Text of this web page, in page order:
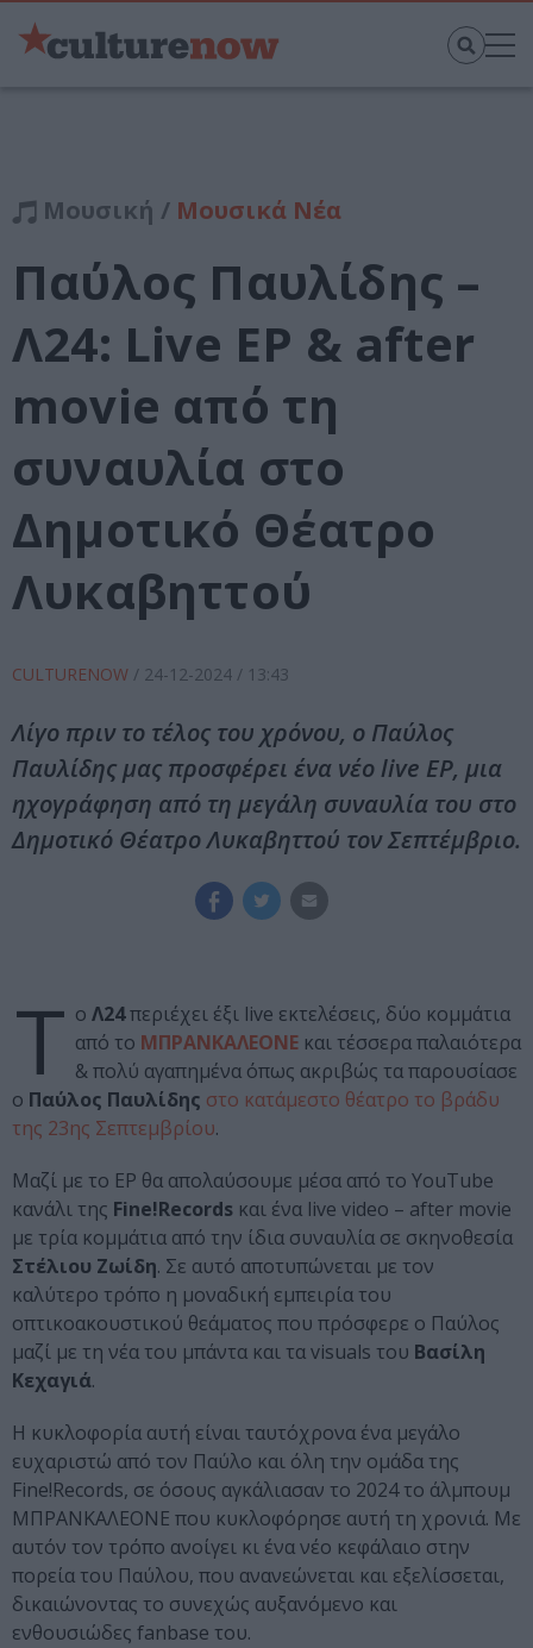
Μουσική / Μουσικά Νέα
Παύλος Παυλίδης –
Λ24: Live EP & after
movie από τη
συναυλία στο
Δημοτικό Θέατρο
Λυκαβηττού
CULTURENOW / 24-12-2024 / 13:43
Λίγο πριν το τέλος του χρόνου, ο Παύλος
Παυλίδης μας προσφέρει ένα νέο live EP, μια
ηχογράφηση από τη μεγάλη συναυλία του στο
Δημοτικό Θέατρο Λυκαβηττού τον Σεπτέμβριο.
Τ ο Λ24περιέχει έξι live εκτελέσεις, δύο κομμάτια
από το ΜΠΡΑΝΚΑΛΕΟΝΕ και τέσσερα παλαιότερα
& πολύ αγαπημένα όπως ακριβώς τα παρουσίασε
ο Παύλος Παυλίδης στο κατάμεστο θέατρο το βράδυ
της 23ης Σεπτεμβρίου.
Μαζί με το EP θα απολαύσουμε μέσα από το YouTube
κανάλι της Fine!Records και ένα live video – after movie
με τρία κομμάτια από την ίδια συναυλία σε σκηνοθεσία
Στέλιου Ζωίδη. Σε αυτό αποτυπώνεται με τον
καλύτερο τρόπο η μοναδική εμπειρία του
οπτικοακουστικού θεάματος που πρόσφερε ο Παύλος
μαζί με τη νέα του μπάντα και τα visuals του Βασίλη
Κεχαγιά.
Η κυκλοφορία αυτή είναι ταυτόχρονα ένα μεγάλο
ευχαριστώ από τον Παύλο και όλη την ομάδα της
Fine!Records, σε όσους αγκάλιασαν το 2024 το άλμπουμ
ΜΠΡΑΝΚΑΛΕΟΝΕ που κυκλοφόρησε αυτή τη χρονιά. Με
αυτόν τον τρόπο ανοίγει κι ένα νέο κεφάλαιο στην
πορεία του Παύλου, που ανανεώνεται και εξελίσσεται,
δικαιώνοντας το συνεχώς αυξανόμενο και
ενθουσιώδες fanbase του.